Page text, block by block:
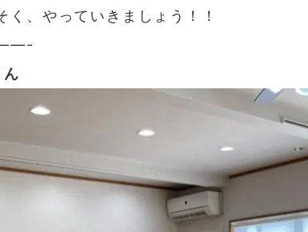
く、やっていきましょう！！